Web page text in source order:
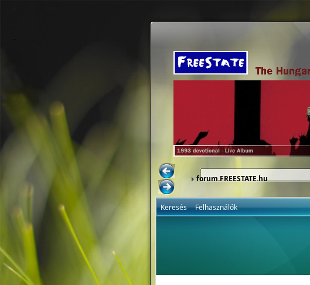
forum.FREESTATE.hu
Keresés Felhasználók